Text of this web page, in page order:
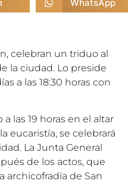
WhatsApp
celebran un triduo al
la ciudad. Lo preside
a las 18:30 horas con
las 19 horas en el altar
eucaristía, se celebrará
La Junta General
de los actos, que
archicofradía de San